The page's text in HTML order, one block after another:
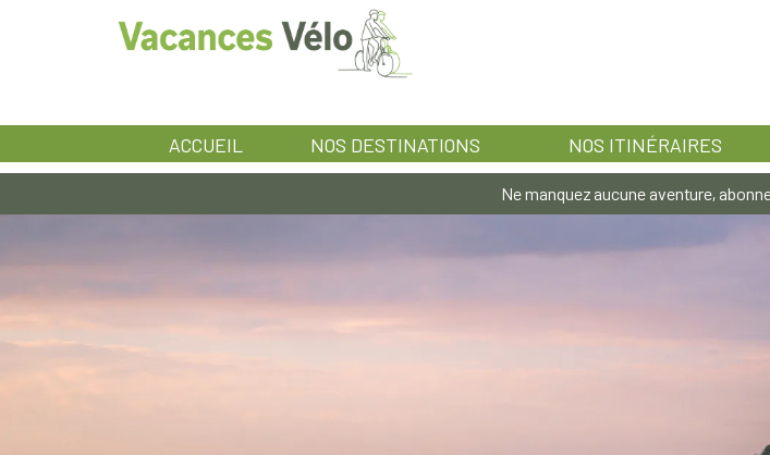
ACCUEIL NOS DESTINATIONS NOS ITINÉRAIRES
Ne manquez aucune aventure,